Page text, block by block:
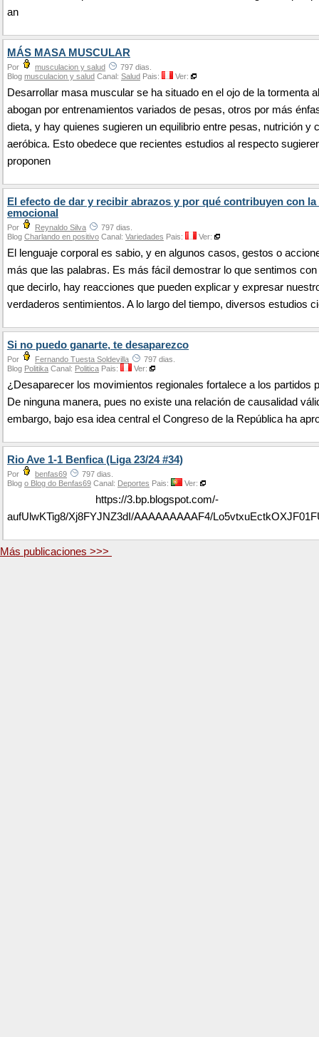
an
MÁS MASA MUSCULAR
Por musculacion y salud
797 dias.
Blog musculacion y salud Canal: Salud Pais: Ver:
Desarrollar masa muscular se ha situado en el ojo de la tormenta
abogan por entrenamientos variados de pesas, otros por más
dieta, y hay quienes sugieren un equilibrio entre pesas, nutrición y
aeróbica. Esto obedece que recientes estudios al respecto
proponen
El efecto de dar y recibir abrazos y por qué contribuyen con la
emocional
Por Reynaldo Silva
797 dias.
Blog Charlando en positivo Canal: Variedades Pais: Ver:
El lenguaje corporal es sabio, y en algunos casos, gestos o
más que las palabras. Es más fácil demostrar lo que sentimos
que decirlo, hay reacciones que pueden explicar y expresar
verdaderos sentimientos. A lo largo del tiempo, diversos estudios
Si no puedo ganarte, te desaparezco
Por Fernando Tuesta Soldevilla
797 dias.
Blog Politika Canal: Politica Pais: Ver:
¿Desaparecer los movimientos regionales fortalece a los partidos
De ninguna manera, pues no existe una relación de causalidad
embargo, bajo esa idea central el Congreso de la República ha
Rio Ave 1-1 Benfica (Liga 23/24 #34)
Por benfas69
797 dias.
Blog o Blog do Benfas69 Canal: Deportes Pais: Ver:
https://3.bp.blogspot.com/-
aufUlwKTig8/Xj8FYJNZ3dI/AAAAAAAAAF4/
Más publicaciones >>>